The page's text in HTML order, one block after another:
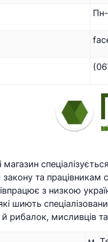
та працівникам
з низкою
шиють
рибалок, мисливців